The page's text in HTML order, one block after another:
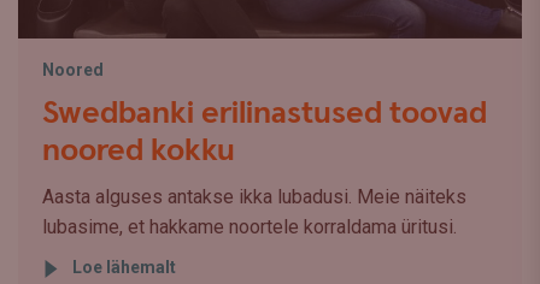
Noored
Swedbanki erilinastused toovad
noored kokku
Aasta alguses antakse ikka lubadusi. Meie näiteks
lubasime, et hakkame noortele korraldama üritusi.
Loe lähemalt